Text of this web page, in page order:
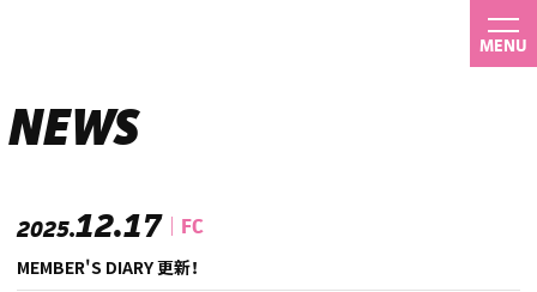
MENU
NEWS
2025.12.17 FC
MEMBER'S DIARY 更新！